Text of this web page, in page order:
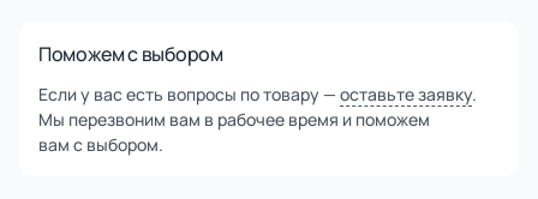
Поможем с выбором
Если у вас есть вопросы по товару — оставьте заявку.
Мы перезвоним вам в рабочее время и поможем
вам с выбором.